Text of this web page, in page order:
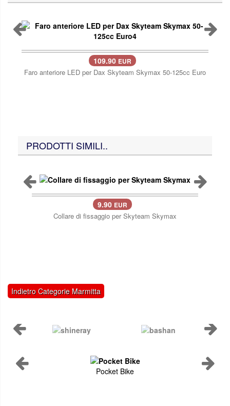
109.90 EUR
Faro anteriore LED per Dax Skyteam Skymax 50-125cc Euro
PRODOTTI SIMILI..
9.90 EUR
Collare di fissaggio per Skyteam Skymax
Indietro Categorie Marmitta
Pocket Bike